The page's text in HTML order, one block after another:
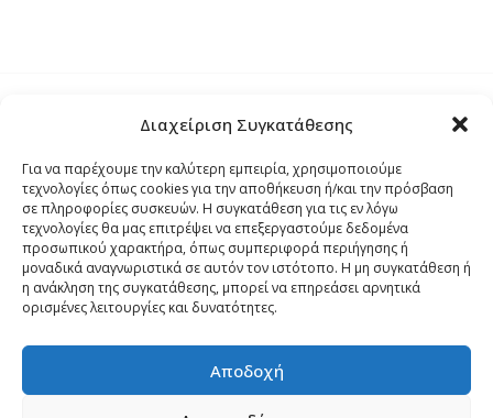
Διαχείριση Συγκατάθεσης
Για να παρέχουμε την καλύτερη εμπειρία, χρησιμοποιούμε
τεχνολογίες όπως cookies για την αποθήκευση ή/και την πρόσβαση
σε πληροφορίες συσκευών. Η συγκατάθεση για τις εν λόγω
τεχνολογίες θα μας επιτρέψει να επεξεργαστούμε δεδομένα
προσωπικού χαρακτήρα, όπως συμπεριφορά περιήγησης ή
μοναδικά αναγνωριστικά σε αυτόν τον ιστότοπο. Η μη συγκατάθεση ή
η ανάκληση της συγκατάθεσης, μπορεί να επηρεάσει αρνητικά
ορισμένες λειτουργίες και δυνατότητες.
Αποδοχή
Τρόποι Αποστολής
Τρόποι Αγοράς – Πληρωμής – Επιστρόφης
Όροι και Προϋποθέσεις
Δήλωση Απορρήτου